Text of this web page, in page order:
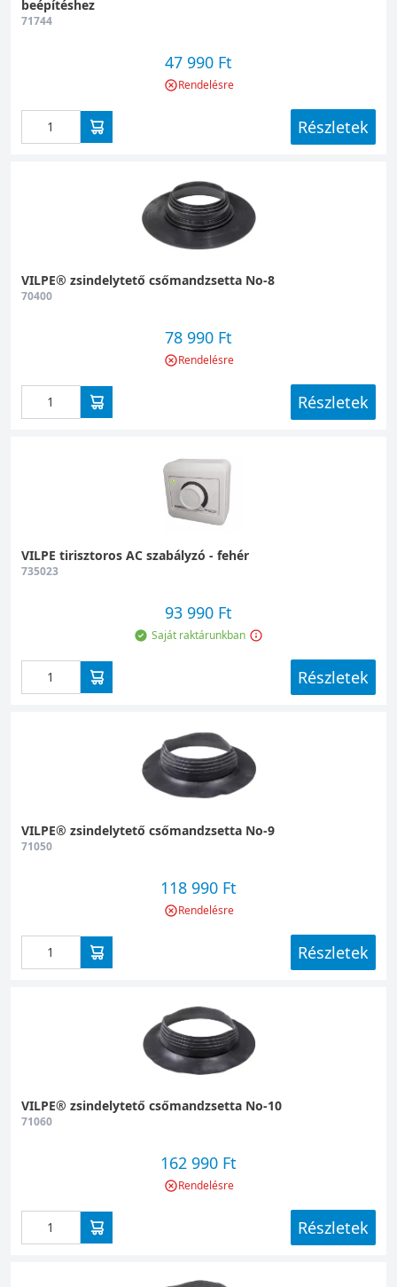
beépítéshez
71744
47 990 Ft
Rendelésre
Részletek
VILPE® zsindelytető csőmandzsetta No-8
70400
78 990 Ft
Rendelésre
Részletek
VILPE tirisztoros AC szabályzó - fehér
735023
93 990 Ft
Saját raktárunkban
Részletek
VILPE® zsindelytető csőmandzsetta No-9
71050
118 990 Ft
Rendelésre
Részletek
VILPE® zsindelytető csőmandzsetta No-10
71060
162 990 Ft
Rendelésre
Részletek